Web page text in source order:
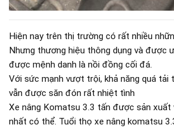
Hiện nay trên thị trường có rất nhiều
Nhưng thương hiệu thông dụng và được
được mệnh danh là nồi đồng cối đá.
Với sức mạnh vượt trội, khả năng quá
vẫn được săn đón rất nhiệt tình
Xe nâng Komatsu 3.3 tấn được sản xuất
nhất có thể. Tuổi thọ xe nâng komatsu